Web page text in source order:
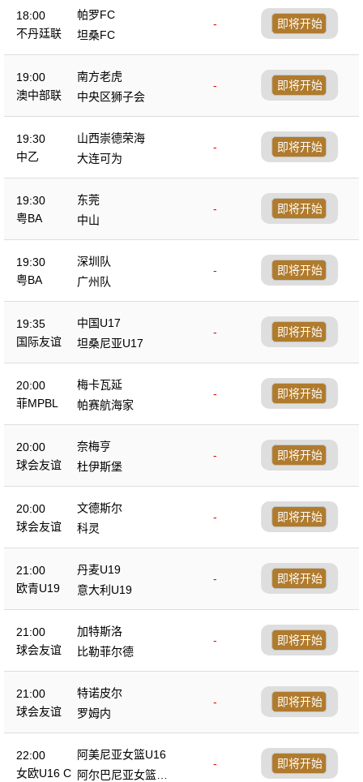
18:00
不丹廷联
帕罗FC
-
坦桑FC
即将开始
19:00
澳中部联
南方老虎
-
中央区狮子会
即将开始
19:30
中乙
山西崇德荣海
-
大连可为
即将开始
19:30
粤BA
东莞
-
中山
即将开始
19:30
粤BA
深圳队
-
广州队
即将开始
19:35
国际友谊
中国U17
-
坦桑尼亚U17
即将开始
20:00
菲MPBL
梅卡瓦延
-
帕赛航海家
即将开始
20:00
球会友谊
奈梅亨
-
杜伊斯堡
即将开始
20:00
球会友谊
文德斯尔
-
科灵
即将开始
21:00
欧青U19
丹麦U19
-
意大利U19
即将开始
21:00
球会友谊
加特斯洛
-
比勒菲尔德
即将开始
21:00
球会友谊
特诺皮尔
-
罗姆内
即将开始
22:00
女欧U16 C
阿美尼亚女篮U16
-
阿尔巴尼亚女篮U1
即将开始